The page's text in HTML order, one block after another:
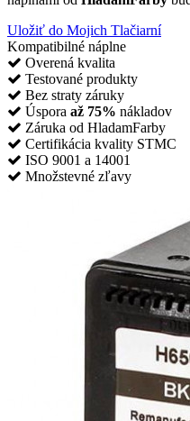
Uložiť do Mojich Tlačiarní
Kompatibilné náplne
Overená kvalita
Testované produkty
Bez straty záruky
Úspora až 75% nákladov
Záruka od HladamFarby
Certifikácia kvality STMC
ISO 9001 a 14001
Množstevné zľavy